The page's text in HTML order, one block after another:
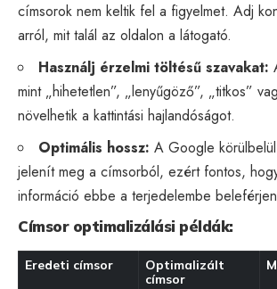
címsorok nem keltik fel a figyelmet. Adj
arról, mit talál az oldalon a látogató.
Használj érzelmi töltésű szavakat:
mint „hihetetlen”, „lenyűgöző”, „titkos”
növelhetik a kattintási hajlandóságot.
Optimális hossz: A Google
jelenít meg a címsorból, ezért fontos,
információ ebbe a terjedelembe
Címsor optimalizálási példák:
Eredeti címsor
Optimalizált
címsor